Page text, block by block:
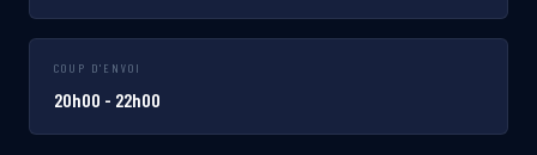
COUP D'ENVOI
20h00 - 22h00